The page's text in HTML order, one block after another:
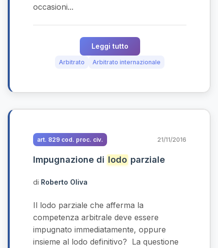
occasioni...
Leggi tutto
Arbitrato Arbitrato internazionale
art. 829 cod. proc. civ. 21/11/2016
Impugnazione di lodo parziale
di Roberto Oliva
Il lodo parziale che afferma la
competenza arbitrale deve essere
impugnato immediatamente, oppure
insieme al lodo definitivo? La questione